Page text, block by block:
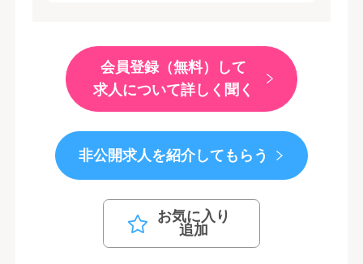
会員登録（無料）して
求人について詳しく聞く
非公開求人を紹介してもらう
お気に入り
追加